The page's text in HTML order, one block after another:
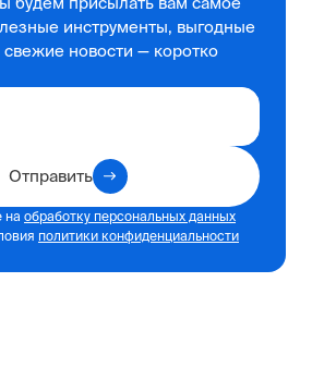
инструменты, выгодные
новости — коротко
Отправить
на обработку персональных данных
политики конфиденциальности